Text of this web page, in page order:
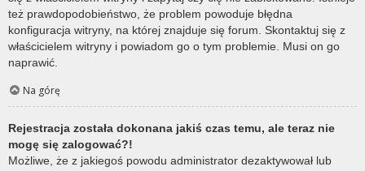
też prawdopodobieństwo, że problem powoduje błędna
konfiguracja witryny, na której znajduje się forum. Skontaktuj się z
właścicielem witryny i powiadom go o tym problemie. Musi on go
naprawić.
Na górę
Rejestracja została dokonana jakiś czas temu, ale teraz nie
mogę się zalogować?!
Możliwe, że z jakiegoś powodu administrator dezaktywował lub